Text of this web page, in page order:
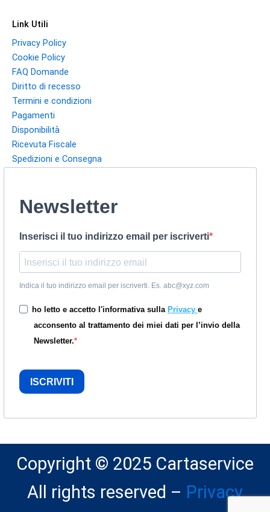
Link Utili
Privacy Policy
Cookie Policy
FAQ Domande
Diritto di recesso
Termini e condizioni
Pagamenti
Disponibilità
Ricevuta Fiscale
Spedizioni e Consegna
Newsletter
Inserisci il tuo indirizzo email per iscriverti
Indica il tuo indirizzo email per iscriverti. Es. abc@xyz.com
ho letto e accetto l'informativa sulla Privacy e
acconsento al trattamento dei miei dati per l’invio della
Newsletter.
ISCRIVITI
Copyright © 2025 Cartaservice
All rights reserved – Privacy